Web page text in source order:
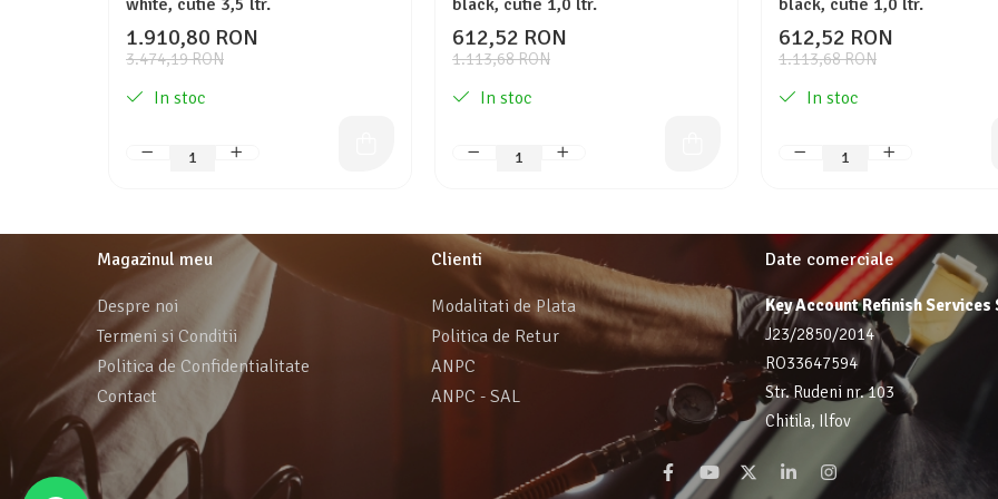
white, cutie 3,5 ltr.
3.474,19 RON
1.910,80 RON
In stoc
black, cutie 1,0 ltr.
1.113,68 RON
612,52 RON
In stoc
black, cutie 1,0 ltr.
1.113,68 RON
612,52 RON
In stoc
Magazinul meu
Despre noi
Termeni si Conditii
Politica de Confidentialitate
Contact
Clienti
Modalitati de Plata
Politica de Retur
ANPC
ANPC - SAL
Date comerciale
Key Account Refinish Services
J23/2850/2014
RO33647594
Str. Rudeni nr. 103
Chitila, Ilfov